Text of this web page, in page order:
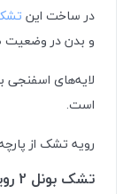
در ساخت این
و بدن در وضعیت
لایه‌های اسفنجی
است.
رویه تشک از
تشک بونل 2 رویا مناسب چه کسانی است؟